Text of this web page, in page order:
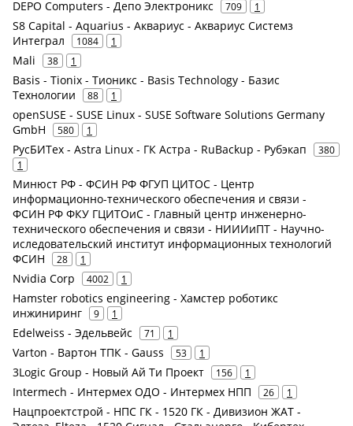
DEPO Computers - Депо Электроникс 709 1
S8 Capital - Aquarius - Аквариус - Аквариус Системз
Интеграл
1084 1
Mali 38 1
Basis - Tionix - Тионикс - Basis Technology - Базис
Технологии
88 1
openSUSE - SUSE Linux - SUSE Software Solutions Germany
GmbH
580 1
РусБИТех - Astra Linux - ГК Астра - RuBackup - Рубэкап
380
1
Минюст РФ - ФСИН РФ ФГУП ЦИТОС - Центр
информационно-технического обеспечения и связи -
ФСИН РФ ФКУ ГЦИТОиС - Главный центр инженерно-
технического обеспечения и связи - НИИИиПТ - Научно-
иследовательский институт информационных технологий
ФСИН
28 1
Nvidia Corp 4002 1
Hamster robotics engineering - Хамстер роботикс
инжиниринг
9 1
Edelweiss - Эдельвейс 71 1
Varton - Вартон ТПК - Gauss 53 1
3Logic Group - Новый Ай Ти Проект 156 1
Intermech - Интермех ОДО - Интермех НПП 26 1
Нацпроектстрой - НПС ГК - 1520 ГК - Дивизион ЖАТ -